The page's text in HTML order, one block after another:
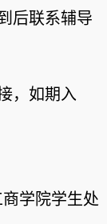
后联系辅导
，如期入
学院学生处